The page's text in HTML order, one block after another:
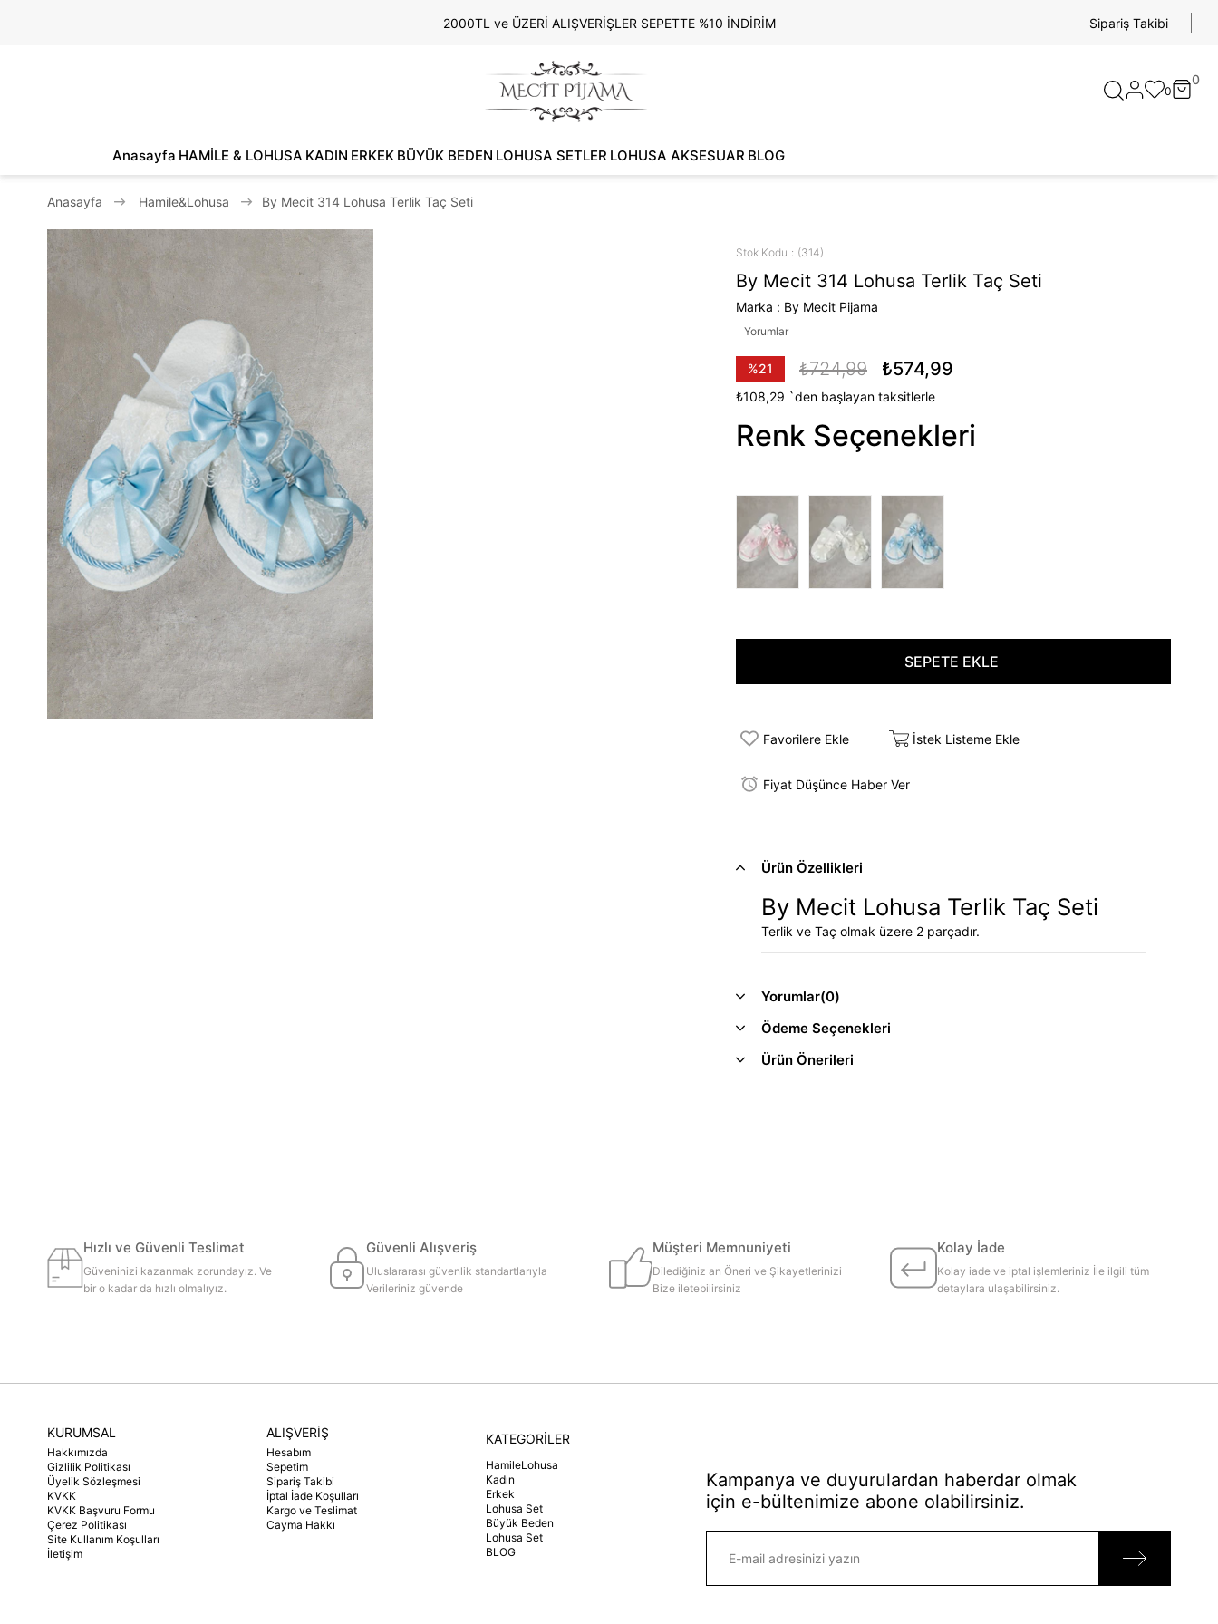
2000TL ve ÜZERİ ALIŞVERİŞLER SEPETTE %10 İNDİRİM Sipariş Takibi
0
0
Anasayfa HAMİLE & LOHUSA KADIN ERKEK BÜYÜK BEDEN LOHUSA SETLER LOHUSA AKSESUAR BLOG
Anasayfa Hamile&Lohusa By Mecit 314 Lohusa Terlik Taç Seti
Stok Kodu (314)
By Mecit 314 Lohusa Terlik Taç Seti
Marka : By Mecit Pijama
Yorumlar
%21
İndirim
₺724,99 ₺574,99
₺108,29 `den başlayan taksitlerle
Renk Seçenekleri
Favorilere Ekle İstek Listeme Ekle
Fiyat Düşünce Haber Ver
Ürün Özellikleri
By Mecit Lohusa Terlik Taç Seti
Terlik ve Taç olmak üzere 2 parçadır.
Yorumlar(0)
Ödeme Seçenekleri
Ürün Önerileri
Hızlı ve Güvenli Teslimat
Güveninizi kazanmak zorundayız. Ve
bir o kadar da hızlı olmalıyız.
Güvenli Alışveriş
Uluslararası güvenlik standartlarıyla
Verileriniz güvende
Müşteri Memnuniyeti
Dilediğiniz an Öneri ve Şikayetlerinizi
Bize iletebilirsiniz
Kolay İade
Kolay iade ve iptal işlemleriniz İle ilgili tüm
detaylara ulaşabilirsiniz.
KURUMSAL
Hakkımızda
Gizlilik Politikası
Üyelik Sözleşmesi
KVKK
KVKK Başvuru Formu
Çerez Politikası
Site Kullanım Koşulları
İletişim
ALIŞVERİŞ
Hesabım
Sepetim
Sipariş Takibi
İptal İade Koşulları
Kargo ve Teslimat
Cayma Hakkı
KATEGORİLER
HamileLohusa
Kadın
Erkek
Lohusa Set
Büyük Beden
Lohusa Set
BLOG
Kampanya ve duyurulardan haberdar olmak
için e-bültenimize abone olabilirsiniz.